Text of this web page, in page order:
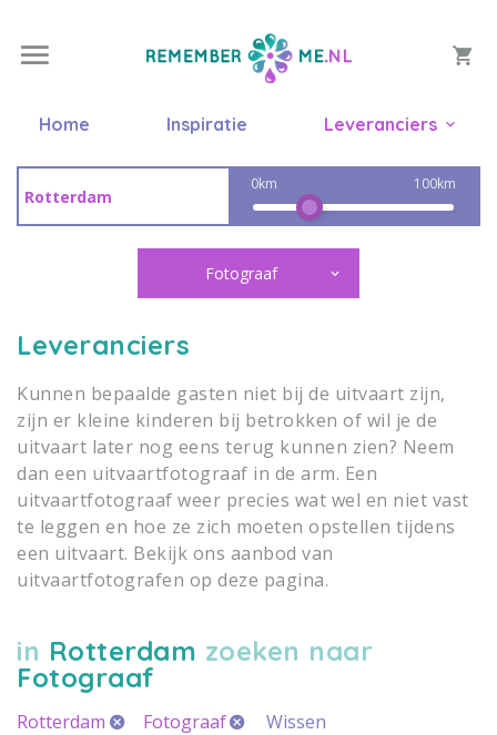
Home Inspiratie Leveranciers
0km 100km
Fotograaf
Leveranciers
Kunnen bepaalde gasten niet bij de uitvaart zijn,
zijn er kleine kinderen bij betrokken of wil je de
uitvaart later nog eens terug kunnen zien? Neem
dan een uitvaartfotograaf in de arm. Een
uitvaartfotograaf weer precies wat wel en niet vast
te leggen en hoe ze zich moeten opstellen tijdens
een uitvaart. Bekijk ons aanbod van
uitvaartfotografen op deze pagina.
in Rotterdam zoeken naar
Fotograaf
Rotterdam Fotograaf Wissen